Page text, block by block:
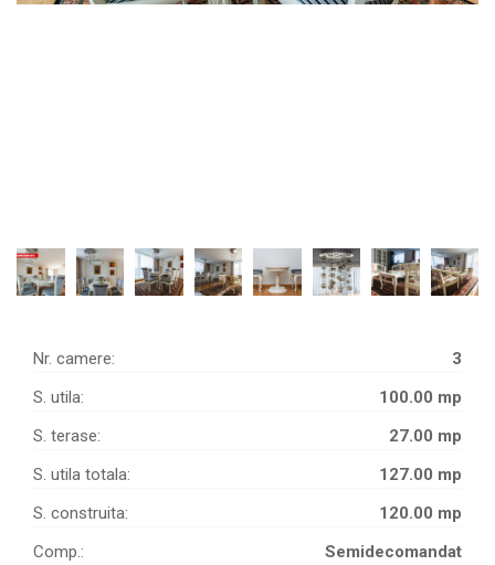
Nr. camere:
3
S. utila:
100.00 mp
S. terase:
27.00 mp
S. utila totala:
127.00 mp
S. construita:
120.00 mp
Comp.:
Semidecomandat